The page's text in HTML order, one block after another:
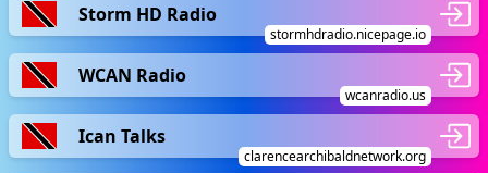
Storm HD Radio
stormhdradio.nicepage.io
WCAN Radio
wcanradio.us
Ican Talks
clarencearchibaldnetwork.org